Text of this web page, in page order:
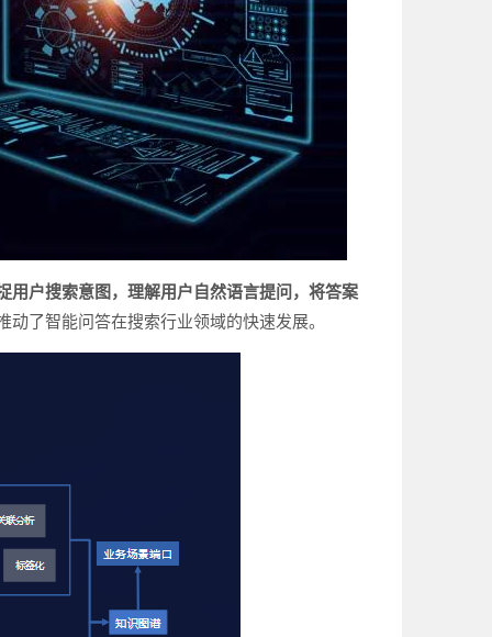
用户搜索意图，理解用户自然语言提问，将答案
了智能问答在搜索行业领域的快速发展。